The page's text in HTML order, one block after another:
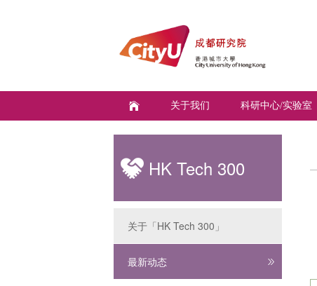
关于我们 科研中心/实验室
HK Tech 300
关于「HK Tech 300」
最新动态